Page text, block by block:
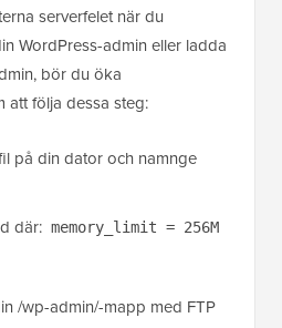
serverfelet när du
WordPress-admin eller ladda
bör du öka
att följa dessa steg:
på din dator och namnge
där: memory_limit = 256M
/wp-admin/-mapp med FTP